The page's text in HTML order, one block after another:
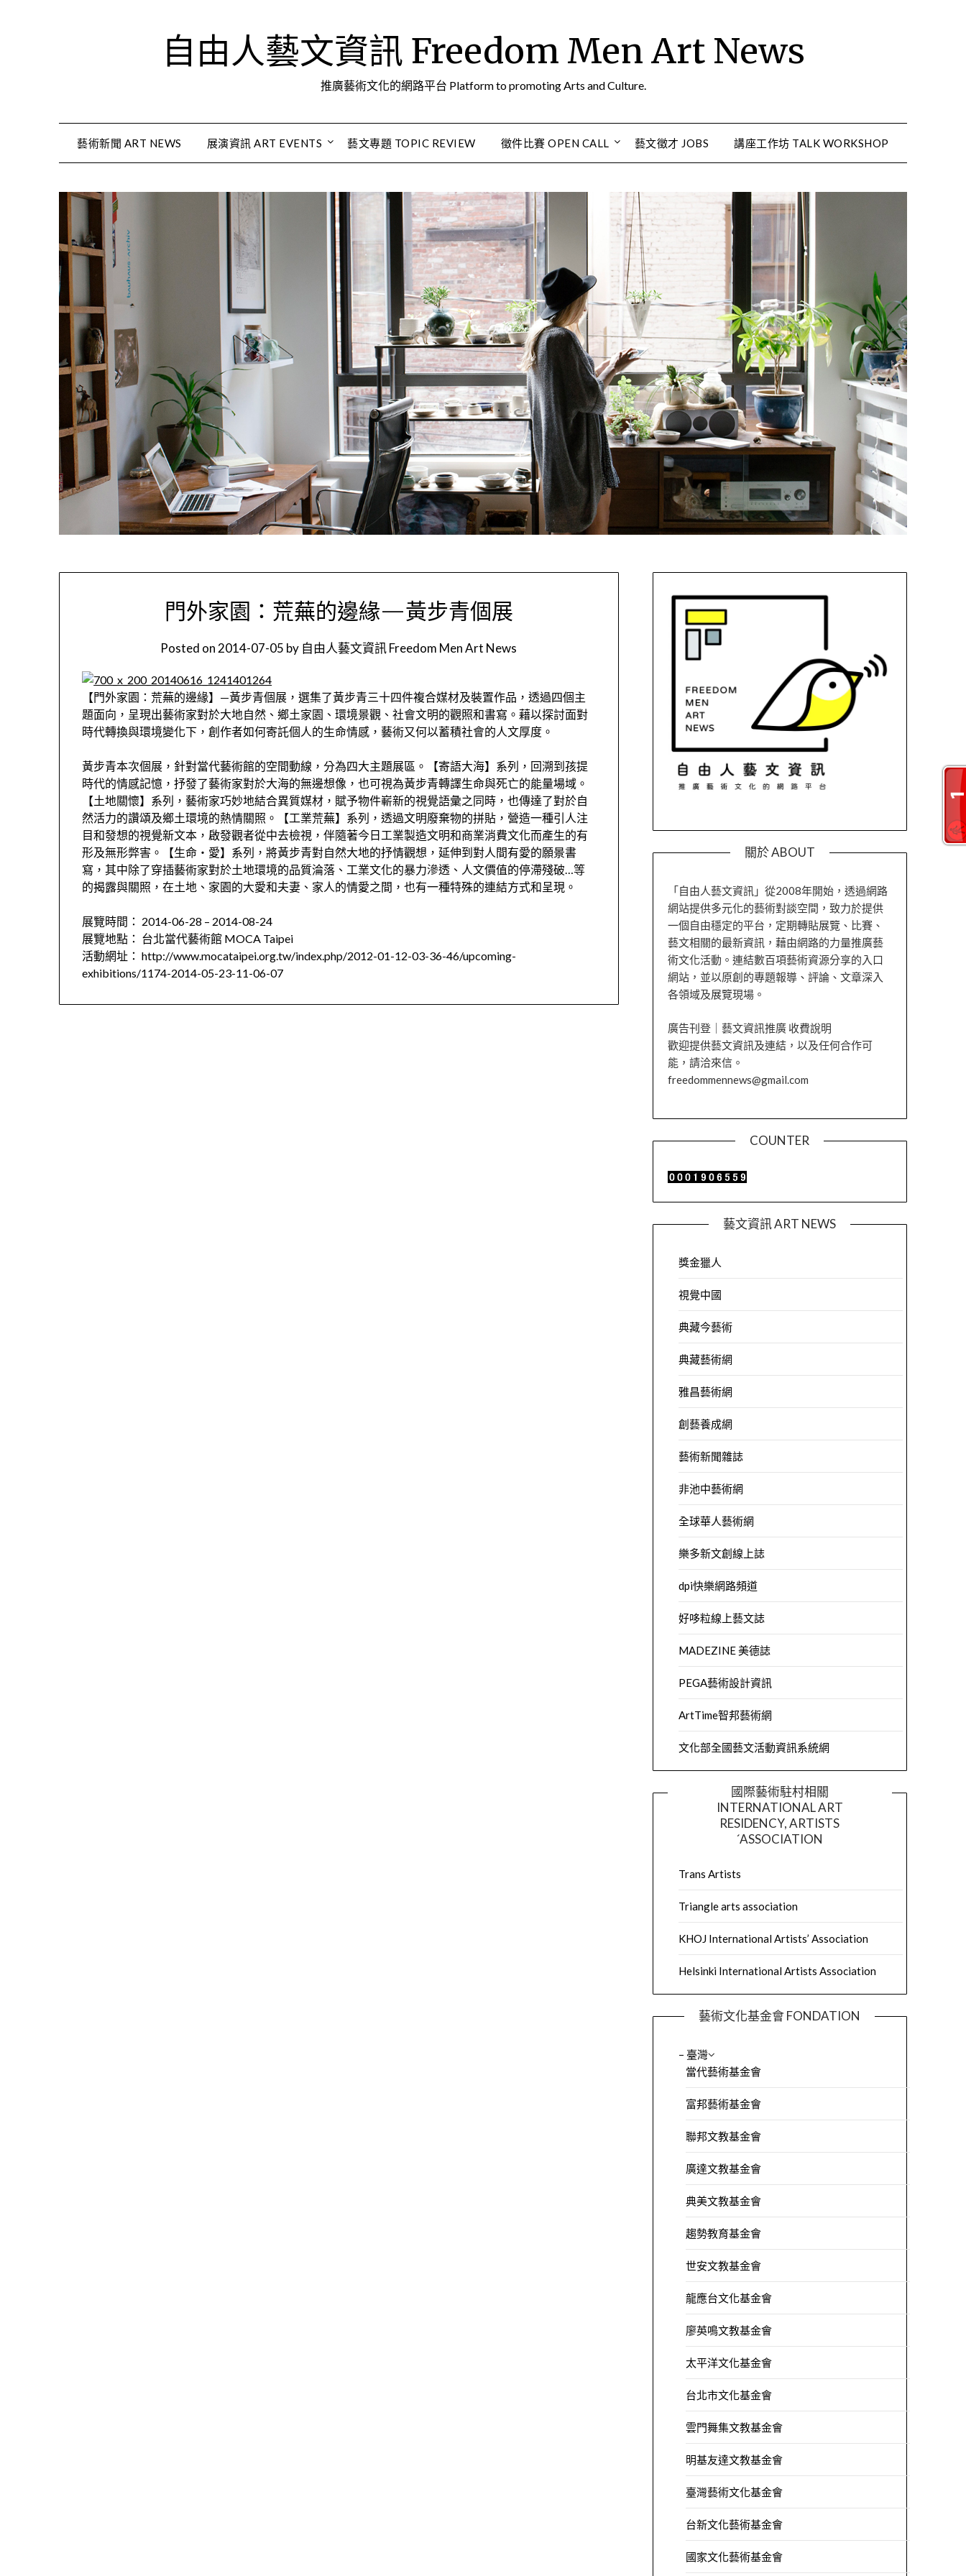
自由人藝文資訊 Freedom Men Art News
推廣藝術文化的網路平台 Platform to promoting Arts and Culture.
藝術新聞 ART NEWS 展演資訊 ART EVENTS 藝文專題 TOPIC REVIEW 徵件比賽 OPEN CALL 藝文徵才 JOBS 講座工作坊 TALK WORKSHOP
門外家園：荒蕪的邊緣—黃步青個展
Posted on2014-07-05 by 自由人藝文資訊 Freedom Men Art News
【門外家園：荒蕪的邊緣】—黃步青個展，選集了黃步青三十四件複合媒材及裝置作品，透過四個主
題面向，呈現出藝術家對於大地自然、鄉土家園、環境景觀、社會文明的觀照和書寫。藉以探討面對
時代轉換與環境變化下，創作者如何寄託個人的生命情感，藝術又何以蓄積社會的人文厚度。
黃步青本次個展，針對當代藝術館的空間動線，分為四大主題展區。【寄語大海】系列，回溯到孩提
時代的情感記憶，抒發了藝術家對於大海的無邊想像，也可視為黃步青轉譯生命與死亡的能量場域。
【土地關懷】系列，藝術家巧妙地結合異質媒材，賦予物件嶄新的視覺語彙之同時，也傳達了對於自
然活力的讚頌及鄉土環境的熱情關照。【工業荒蕪】系列，透過文明廢棄物的拼貼，營造一種引人注
目和發想的視覺新文本，啟發觀者從中去檢視，伴隨著今日工業製造文明和商業消費文化而產生的有
形及無形弊害。【生命‧愛】系列，將黃步青對自然大地的抒情觀想，延伸到對人間有愛的願景書
寫，其中除了穿插藝術家對於土地環境的品質淪落、工業文化的暴力滲透、人文價值的停滯殘破…等
的揭露與關照，在土地、家園的大愛和夫妻、家人的情愛之間，也有一種特殊的連結方式和呈現。
展覽時間： 2014-06-28 – 2014-08-24
展覽地點： 台北當代藝術館 MOCA Taipei
活動網址： http://www.mocataipei.org.tw/index.php/2012-01-12-03-36-46/upcoming-
exhibitions/1174-2014-05-23-11-06-07
關於 ABOUT
「自由人藝文資訊」從2008年開始，透過網路
網站提供多元化的藝術對談空間，致力於提供
一個自由穩定的平台，定期轉貼展覽、比賽、
藝文相關的最新資訊，藉由網路的力量推廣藝
術文化活動。連結數百項藝術資源分享的入口
網站，並以原創的專題報導、評論、文章深入
各領域及展覽現場。
廣告刊登｜藝文資訊推廣 收費說明
歡迎提供藝文資訊及連結，以及任何合作可
能，請洽來信。
freedommennews@gmail.com
COUNTER
藝文資訊 ART NEWS
獎金獵人
視覺中國
典藏今藝術
典藏藝術網
雅昌藝術網
創藝養成網
藝術新聞雜誌
非池中藝術網
全球華人藝術網
樂多新文創線上誌
dpi快樂網路頻道
好哆粒線上藝文誌
MADEZINE 美德誌
PEGA藝術設計資訊
ArtTime智邦藝術網
文化部全國藝文活動資訊系統網
國際藝術駐村相關
INTERNATIONAL ART
RESIDENCY, ARTISTS
´ASSOCIATION
Trans Artists
Triangle arts association
KHOJ International Artists’ Association
Helsinki International Artists Association
藝術文化基金會 FONDATION
– 臺灣
當代藝術基金會
富邦藝術基金會
聯邦文教基金會
廣達文教基金會
典美文教基金會
趨勢教育基金會
世安文教基金會
龍應台文化基金會
廖英鳴文教基金會
太平洋文化基金會
台北市文化基金會
雲門舞集文教基金會
明基友達文教基金會
臺灣藝術文化基金會
台新文化藝術基金會
國家文化藝術基金會